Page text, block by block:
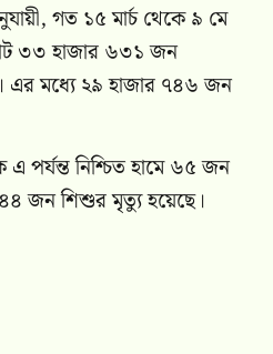
গত ১৫ মার্চ থেকে ৯ মে
৩৩ হাজার ৬৩১ জন
এর মধ্যে ২৯ হাজার ৭৪৬ জন
এ পর্যন্ত নিশ্চিত হামে ৬৫ জন
জন শিশুর মৃত্যু হয়েছে।